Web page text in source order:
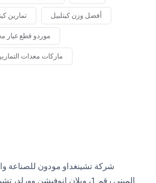
تمارين أفضل وزن كيتلبيل
موردو قطع غيار
ماركات معدات
شركة تشينغداو مودون للصناعة
المبنى رقم 1، ويلان إنوفيشن